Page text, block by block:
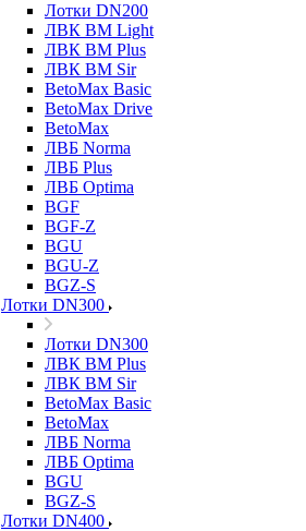
Лотки DN200
ЛВК ВМ Light
ЛВК ВМ Plus
ЛВК ВМ Sir
BetoMax Basic
BetoMax Drive
BetoMax
ЛВБ Norma
ЛВБ Plus
ЛВБ Optima
BGF
BGF-Z
BGU
BGU-Z
BGZ-S
Лотки DN300
Лотки DN300
ЛВК ВМ Plus
ЛВК ВМ Sir
BetoMax Basic
BetoMax
ЛВБ Norma
ЛВБ Optima
BGU
BGZ-S
Лотки DN400